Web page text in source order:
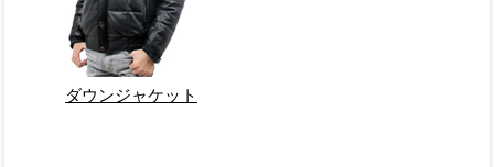
ダウンジャケット